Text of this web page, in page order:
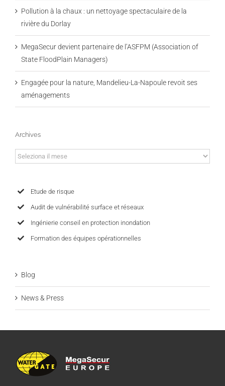
Pollution à la chaux : un nettoyage spectaculaire de la
rivière du Dorlay
MegaSecur devient partenaire de l’ASFPM (Association of
State FloodPlain Managers)
Engagée pour la nature, Mandelieu-La-Napoule revoit ses
aménagements
Archives
Archives
Etude de risque
Audit de vulnérabilité surface et réseaux
Ingénierie conseil en protection inondation
Formation des équipes opérationnelles
Blog
News & Press